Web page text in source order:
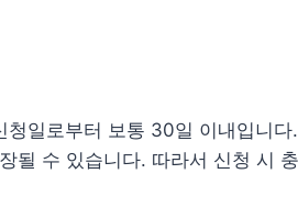
일로부터 보통 30일 이내입니
될 수 있습니다. 따라서 신청 시